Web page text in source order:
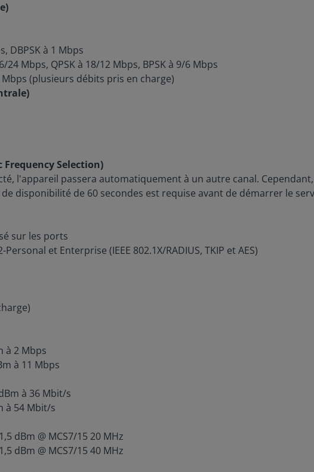
DBPSK à 1 Mbps
Mbps, QPSK à 18/12 Mbps, BPSK à 9/6 Mbps
Mbps (plusieurs débits pris en charge)
Frequency Selection)
l'appareil passera automatiquement à un autre canal.
disponibilité de 60 secondes est requise avant de démarrer le
sur les ports
et Enterprise (IEEE 802.1X/RADIUS, TKIP et AES)
à 2 Mbps
à 11 Mbps
à 36 Mbit/s
à 54 Mbit/s
dBm @ MCS7/15 20 MHz
dBm @ MCS7/15 40 MHz